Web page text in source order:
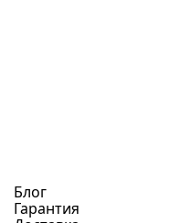
Блог
Гарантия